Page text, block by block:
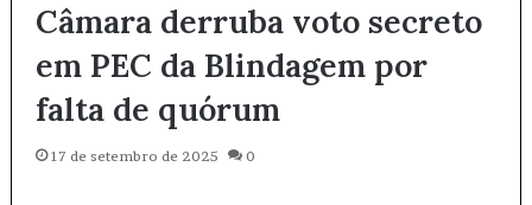
Câmara derruba voto secreto
em PEC da Blindagem por
falta de quórum
17 de setembro de 2025 0